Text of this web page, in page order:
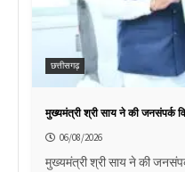
छत्तीसगढ़
मुख्यमंत्री श्री साय ने की जनसंपर्क
06/08/2026
मुख्यमंत्री श्री साय ने की